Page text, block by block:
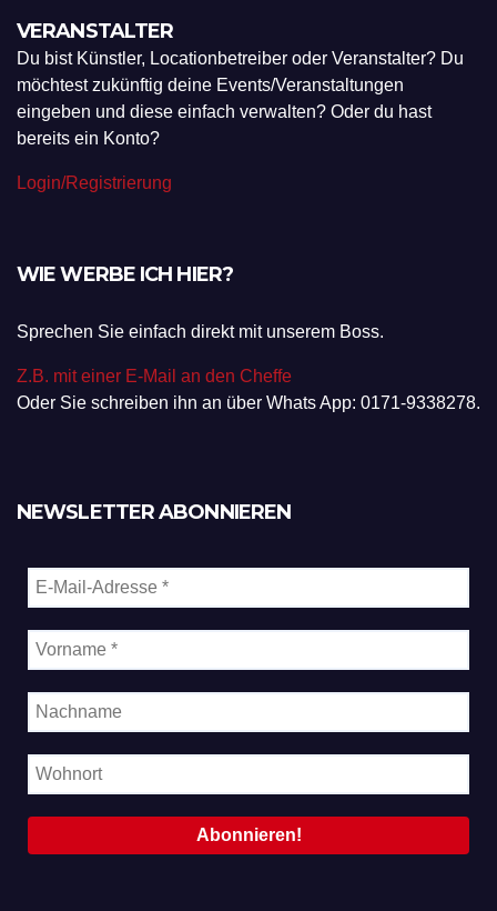
VERANSTALTER
Du bist Künstler, Locationbetreiber oder Veranstalter? Du
möchtest zukünftig deine Events/Veranstaltungen
eingeben und diese einfach verwalten? Oder du hast
bereits ein Konto?
Login/Registrierung
WIE WERBE ICH HIER?
Sprechen Sie einfach direkt mit unserem Boss.
Z.B. mit einer E-Mail an den Cheffe
Oder Sie schreiben ihn an über Whats App: 0171-9338278.
NEWSLETTER ABONNIEREN